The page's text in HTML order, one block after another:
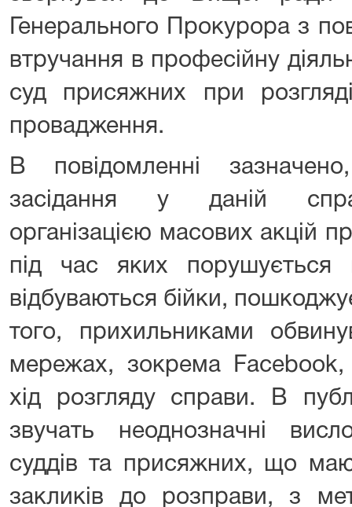
Генерального Прокурора з
втручання в професійну
суд присяжних при
провадження.
В повідомленні
засідання у даній
організацією масових акцій
під час яких порушується
відбуваються бійки,
того, прихильниками
мережах, зокрема Facebook,
хід розгляду справи. В
звучать неоднозначні
суддів та присяжних, що
закликів до розправи, з